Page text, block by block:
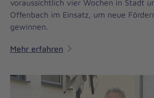
voraussichtlich vier Wochen in Stadt
Offenbach im Einsatz, um neue
gewinnen.
Mehr erfahren